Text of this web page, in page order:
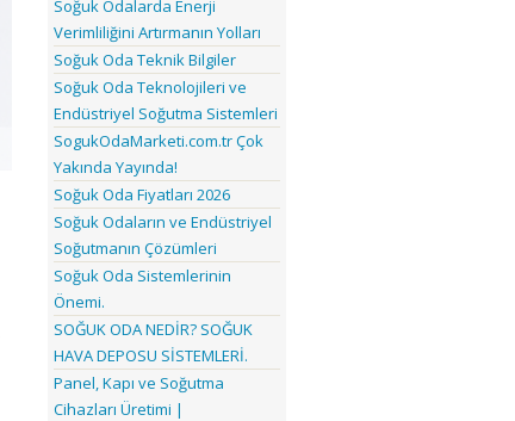
Soğuk Odalarda Enerji
Verimliliğini Artırmanın Yolları
Soğuk Oda Teknik Bilgiler
Soğuk Oda Teknolojileri ve
Endüstriyel Soğutma Sistemleri
SogukOdaMarketi.com.tr Çok
Yakında Yayında!
Soğuk Oda Fiyatları 2026
Soğuk Odaların ve Endüstriyel
Soğutmanın Çözümleri
Soğuk Oda Sistemlerinin
Önemi.
SOĞUK ODA NEDİR? SOĞUK
HAVA DEPOSU SİSTEMLERİ.
Panel, Kapı ve Soğutma
Cihazları Üretimi |